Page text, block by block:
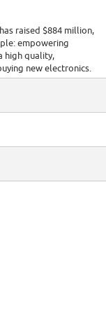
raised $884 million,
empowering
high quality,
new electronics.
environmental impact.